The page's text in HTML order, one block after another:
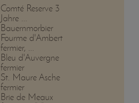
Comté Reserve 3
Jahre ...
Bauernmorbier
Fourme d'Ambert
fermier, ...
Bleu d'Auvergne
fermier
St. Maure Asche
fermier
Brie de Meaux